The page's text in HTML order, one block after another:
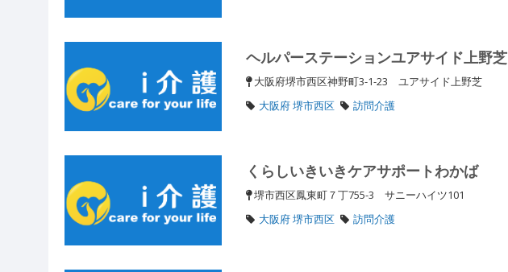
ヘルパーステーションユアサイド上野芝
大阪府堺市西区神野町3-1-23 ユアサイド上野芝
大阪府 堺市西区
訪問介護
くらしいきいきケアサポートわかば
堺市西区鳳東町７丁755-3 サニーハイツ101
大阪府 堺市西区
訪問介護